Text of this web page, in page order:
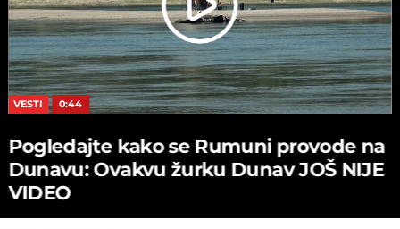
VESTI 0:44
Pogledajte kako se Rumuni provode na
Dunavu: Ovakvu žurku Dunav JOŠ NIJE
VIDEO